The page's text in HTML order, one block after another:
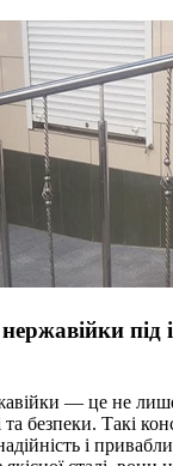
під
— це не
та безпеки. Такі
і